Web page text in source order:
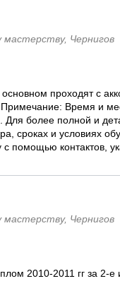
Чернигов
проходят с
Время и
более полной и
сроках и условиях
помощью контактов,
Чернигов
2010-2011 гг за 2-е